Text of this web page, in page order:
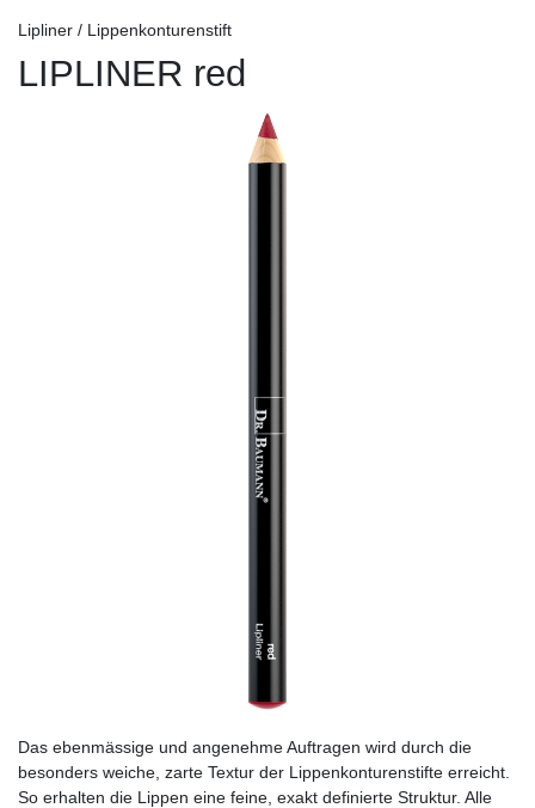
Lipliner / Lippenkonturenstift
LIPLINER red
Das ebenmässige und angenehme Auftragen wird durch die
besonders weiche, zarte Textur der Lippenkonturenstifte erreicht.
So erhalten die Lippen eine feine, exakt definierte Struktur. Alle